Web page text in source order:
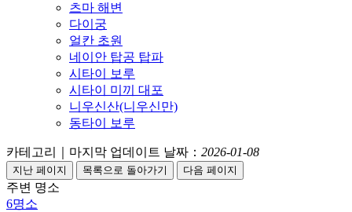
츠마 해변
다이궁
얼칸 초원
네이안 탑공 탑파
시타이 보루
시타이 미끼 대포
니우신산(니우신만)
동타이 보루
카테고리｜마지막 업데이트 날짜： 2026-01-08
주변 명소
6명소